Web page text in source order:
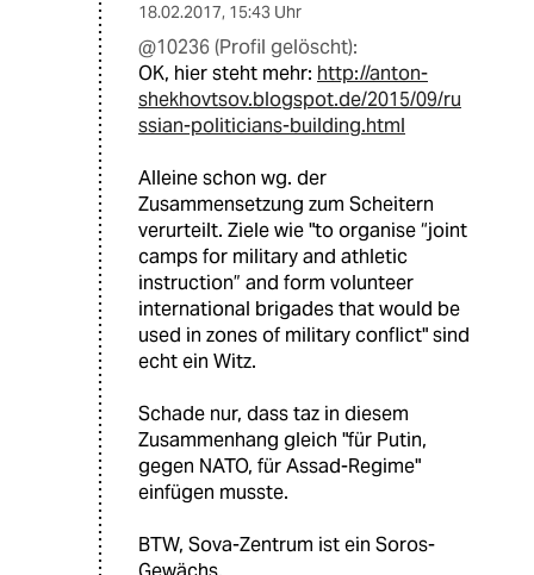
18.02.2017, 15:43 Uhr
@10236 (Profil gelöscht):
OK, hier steht mehr: http://anton-
shekhovtsov.blogspot.de/2015/09/ru
ssian-politicians-building.html
Alleine schon wg. der
Zusammensetzung zum Scheitern
verurteilt. Ziele wie "to organise “joint
camps for military and athletic
instruction” and form volunteer
international brigades that would be
used in zones of military conflict" sind
echt ein Witz.
Schade nur, dass taz in diesem
Zusammenhang gleich "für Putin,
gegen NATO, für Assad-Regime"
einfügen musste.
BTW, Sova-Zentrum ist ein Soros-